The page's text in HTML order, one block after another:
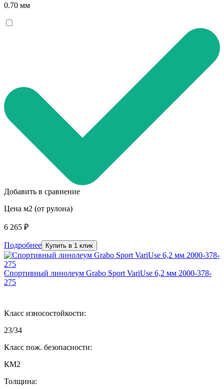
0.70 мм
Добавить в сравнение
Цена м2 (от рулона)
6 265 ₽
Подробнее Купить в 1 клик
Спортивный линолеум Grabo Sport VariUse 6,2 мм 2000-378-
275
Класс износостойкости:
23/34
Класс пож. безопасности:
КМ2
Толщина: